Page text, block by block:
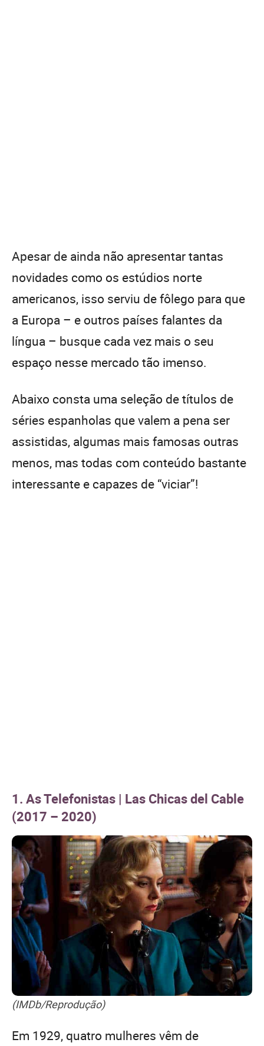
Apesar de ainda não apresentar tantas
novidades como os estúdios norte
americanos, isso serviu de fôlego para que
a Europa – e outros países falantes da
língua – busque cada vez mais o seu
espaço nesse mercado tão imenso.
Abaixo consta uma seleção de títulos de
séries espanholas que valem a pena ser
assistidas, algumas mais famosas outras
menos, mas todas com conteúdo bastante
interessante e capazes de “viciar”!
1. As Telefonistas | Las Chicas del Cable
(2017 – 2020)
(IMDb/Reprodução)
Em 1929, quatro mulheres vêm de